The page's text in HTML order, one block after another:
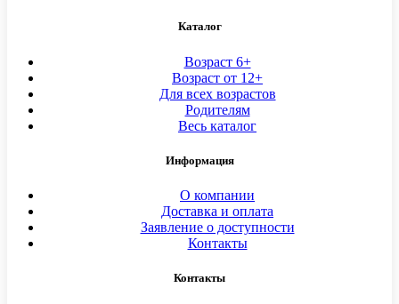
Каталог
Возраст 6+
Возраст от 12+
Для всех возрастов
Родителям
Весь каталог
Информация
О компании
Доставка и оплата
Заявление о доступности
Контакты
Контакты